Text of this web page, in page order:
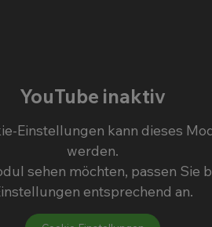
YouTube inaktiv
Einstellungen kann dieses
werden.
sehen möchten, passen Sie
entsprechend an.